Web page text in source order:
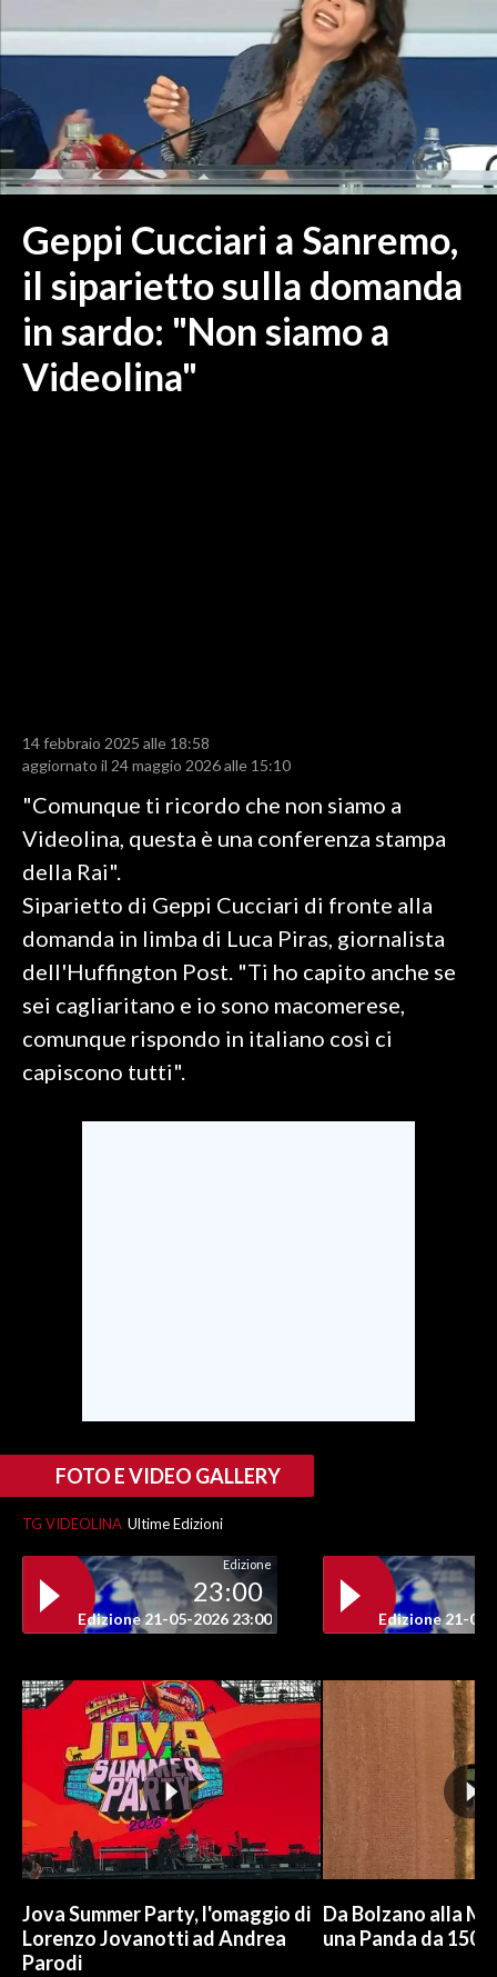
SASSARI E PROVINCIA
GALLURA
NUORO E PROVINCIA
OGLIASTRA
CRONACA
ITALIA
MONDO
POLITICA
CALCIO
CALCIO REGIONALE
BASKET
VOLLEY
MOTORI
TENNIS
ALTRI SPORT
SPETTACOLI
INSULARITÀ
ABBONATI
ANNUNCI
PUBBLICITÀ
SPIAGGE
STORE
Geppi Cucciari a Sanremo,
il siparietto sulla domanda
in sardo: "Non siamo a
Videolina"
14 febbraio 2025 alle 18:58
aggiornato il 24 maggio 2026 alle 15:10
"Comunque ti ricordo che non siamo a
Videolina, questa è una conferenza stampa
della Rai".
Siparietto di Geppi Cucciari di fronte alla
domanda in limba di Luca Piras, giornalista
dell'Huffington Post. "Ti ho capito anche se
sei cagliaritano e io sono macomerese,
comunque rispondo in italiano così ci
capiscono tutti".
FOTO E VIDEO GALLERY
TG VIDEOLINA Ultime Edizioni
Edizione
23:00
Edizione 21-05-2026 23:00 Edizione 21-05-
Jova Summer Party, l'omaggio di
Lorenzo Jovanotti ad Andrea
Parodi
Da Bolzano alla
una Panda da 150